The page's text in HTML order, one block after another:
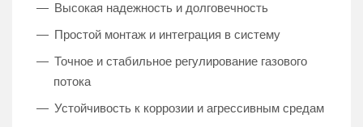
Высокая надежность и долговечность
Простой монтаж и интеграция в систему
Точное и стабильное регулирование газового
потока
Устойчивость к коррозии и агрессивным средам